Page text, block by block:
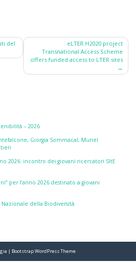
del
eLTER H2020 project
Transnational Access Scheme
offers funded access to LTER sites
– 2026
Giorgia Sommacal, Muriel
2026: incontro dei giovani ricercatori SItE
per l’anno 2026 destinato a giovani
Nazionale della Biodiversità
| Bootstrap WordPress Theme